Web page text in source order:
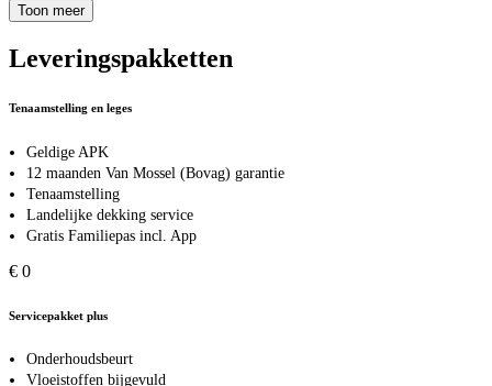
Toon meer
Leveringspakketten
Tenaamstelling en leges
Geldige APK
12 maanden Van Mossel (Bovag) garantie
Tenaamstelling
Landelijke dekking service
Gratis Familiepas incl. App
€ 0
Servicepakket plus
Onderhoudsbeurt
Vloeistoffen bijgevuld